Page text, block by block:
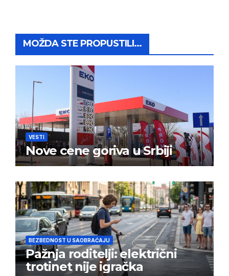
MOŽDA STE PROPUSTILI...
VESTI
Nove cene goriva u Srbiji
BEZBEDNOST U SAOBRAĆAJU
Pažnja roditelji: električni
trotinet nije igračka